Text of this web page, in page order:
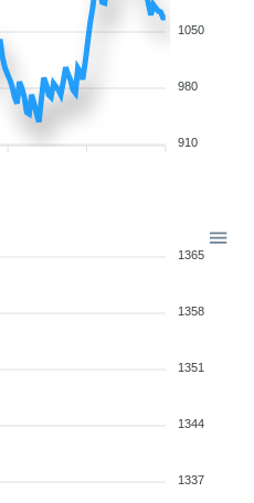
1050
980
910
1365
1358
1351
1344
1337